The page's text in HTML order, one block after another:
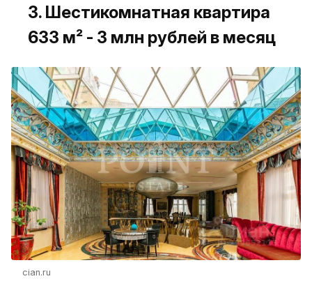
3. Шестикомнатная квартира
633 м² - 3 млн рублей в месяц
cian.ru